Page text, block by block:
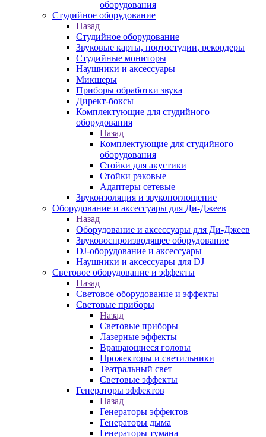
оборудования
Студийное оборудование
Назад
Студийное оборудование
Звуковые карты, портостудии, рекордеры
Студийные мониторы
Наушники и аксессуары
Микшеры
Приборы обработки звука
Директ-боксы
Комплектующие для студийного
оборудования
Назад
Комплектующие для студийного
оборудования
Стойки для акустики
Стойки рэковые
Адаптеры сетевые
Звукоизоляция и звукопоглощение
Оборудование и аксессуары для Ди-Джеев
Назад
Оборудование и аксессуары для Ди-Джеев
Звуковоспроизводящее оборудование
DJ-оборудование и аксессуары
Наушники и аксессуары для DJ
Световое оборудование и эффекты
Назад
Световое оборудование и эффекты
Световые приборы
Назад
Световые приборы
Лазерные эффекты
Вращающиеся головы
Прожекторы и светильники
Театральный свет
Световые эффекты
Генераторы эффектов
Назад
Генераторы эффектов
Генераторы дыма
Генераторы тумана